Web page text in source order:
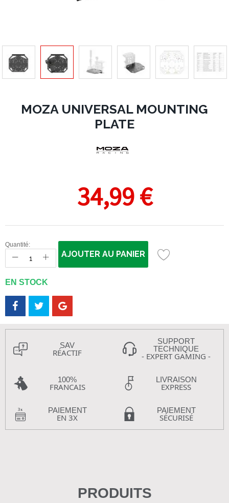
MOZA UNIVERSAL MOUNTING
PLATE
34,99 €
Quantité:
AJOUTER AU PANIER
EN STOCK
SAV
RÉACTIF
SUPPORT
TECHNIQUE
- EXPERT GAMING -
100%
FRANCAIS
LIVRAISON
EXPRESS
PAIEMENT
EN 3X
PAIEMENT
SÉCURISÉ
PRODUITS